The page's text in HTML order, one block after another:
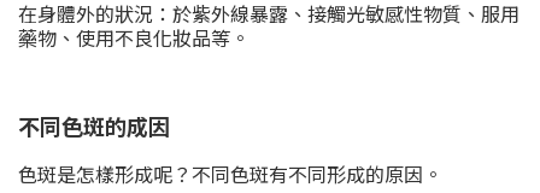
在身體外的狀況：於紫外線暴露、接觸光敏感性物質、服用
藥物、使用不良化妝品等。
不同色斑的成因
色斑是怎樣形成呢？不同色斑有不同形成的原因。